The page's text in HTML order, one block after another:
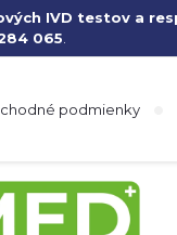
IVD testov a
065
podmienky